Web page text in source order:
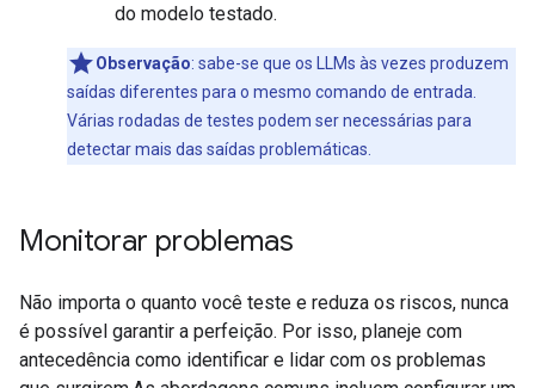
do modelo testado.
Observação: sabe-se que os LLMs às vezes produzem
saídas diferentes para o mesmo comando de entrada.
Várias rodadas de testes podem ser necessárias para
detectar mais das saídas problemáticas.
Monitorar problemas
Não importa o quanto você teste e reduza os riscos, nunca
é possível garantir a perfeição. Por isso, planeje com
antecedência como identificar e lidar com os problemas